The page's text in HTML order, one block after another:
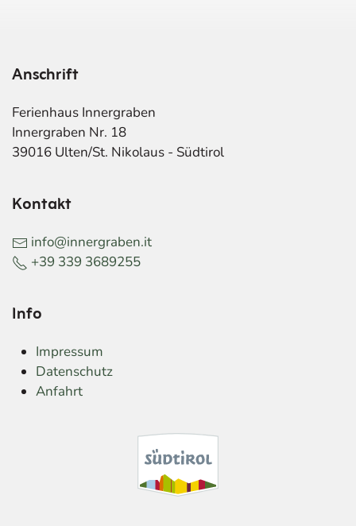
Anschrift
Ferienhaus Innergraben
Innergraben Nr. 18
39016 Ulten/St. Nikolaus - Südtirol
Kontakt
info@innergraben.it
+39 339 3689255
Info
Impressum
Datenschutz
Anfahrt